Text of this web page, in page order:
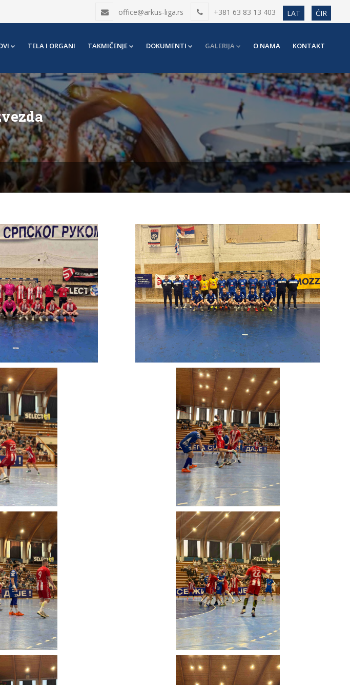
office@arkus-liga.rs +381 63 83 13 403 LAT ĆIR
TELA I ORGANI TAKMIČENJE DOKUMENTI GALERIJA O NAMA KONTAKT